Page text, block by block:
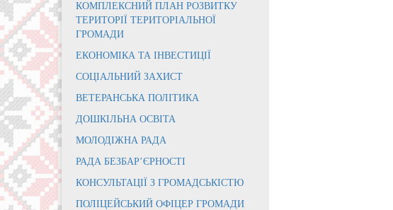
КОМПЛЕКСНИЙ ПЛАН РОЗВИТКУ
ТЕРИТОРІЇ ТЕРИТОРІАЛЬНОЇ
ГРОМАДИ
ЕКОНОМІКА ТА ІНВЕСТИЦІЇ
СОЦІАЛЬНИЙ ЗАХИСТ
ВЕТЕРАНСЬКА ПОЛІТИКА
ДОШКІЛЬНА ОСВІТА
МОЛОДІЖНА РАДА
РАДА БЕЗБАР’ЄРНОСТІ
КОНСУЛЬТАЦІЇ З ГРОМАДСЬКІСТЮ
ПОЛІЦЕЙСЬКИЙ ОФІЦЕР ГРОМАДИ